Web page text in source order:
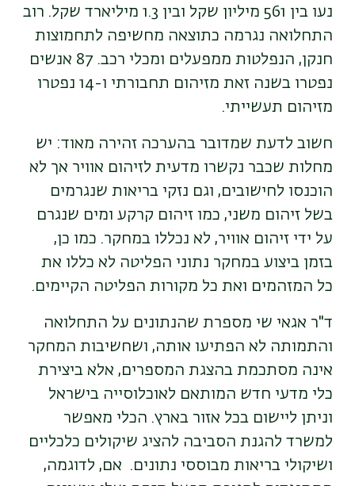
נעו בין 561 מיליון שקל ובין 1.3 מיליארד שקל. רוב
התחלואה נגרמה כתוצאה מחשיפה לתחמוצות
חנקן, הנפלטות ממפעלים ומכלי רכב. 87 אנשים
נפטרו בשנה זאת מזיהום תחבורתי ו-14 נפטרו
מזיהום תעשייתי.
חשוב לדעת שמדובר בהערכה זהירה מאוד: יש
מחלות שכבר נקשרו מדעית לזיהום אוויר אך לא
הוכנסו לחישובים, וגם נזקי בריאות שנגרמים
בשל זיהום משני, כמו זיהום קרקע ומים שנגרם
על ידי זיהום אוויר, לא נכללו במחקר. כמו כן,
בזמן ביצוע במחקר נתוני הפליטה לא כללו את
כל המזהמים ואת כל מקורות הפליטה הקיימים.
ד"ר אגאי שי מספרת שהנתונים על התחלואה
והתמותה לא הפתיעו אותה, ושחשיבות המחקר
אינה מסתכמת בהצגת המספרים, אלא ביצירת
כלי מדעי חדש המותאם לאוכלוסייה בישראל
וניתן ליישום בכל אזור בארץ. הכלי מאפשר
למשרד להגנת הסביבה להציג שיקולים כלכליים
ושיקולי בריאות מבוססי נתונים. אם, לדוגמה,